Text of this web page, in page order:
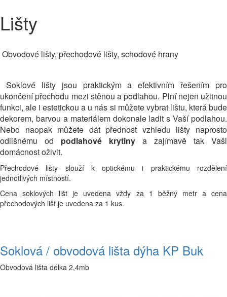
Lišty
Obvodové lišty, přechodové lišty, schodové hrany
Soklové lišty jsou praktickým a efektivním řešením pro
ukončení přechodu mezi stěnou a podlahou. Plní nejen užitnou
funkci, ale i estetickou a u nás si můžete vybrat lištu, která bude
dekorem, barvou a materiálem dokonale ladit s Vaší podlahou.
Nebo naopak můžete dát přednost vzhledu lišty naprosto
odlišnému od podlahové krytiny a zajímavě tak Vaši
domácnost oživit.
Přechodové lišty slouží k optickému i praktickému rozdělení
jednotlivých místností.
Cena soklových lišt je uvedena vždy za 1 běžný metr a cena
přechodových lišt je uvedena za 1 kus.
Soklová / obvodová lišta dýha KP Buk
Obvodová lišta délka 2,4mb